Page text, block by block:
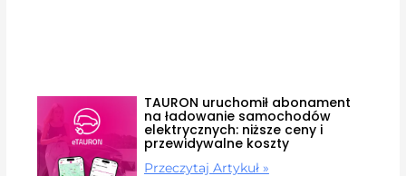
TAURON uruchomił abonament
na ładowanie samochodów
elektrycznych: niższe ceny i
przewidywalne koszty
Przeczytaj Artykuł »